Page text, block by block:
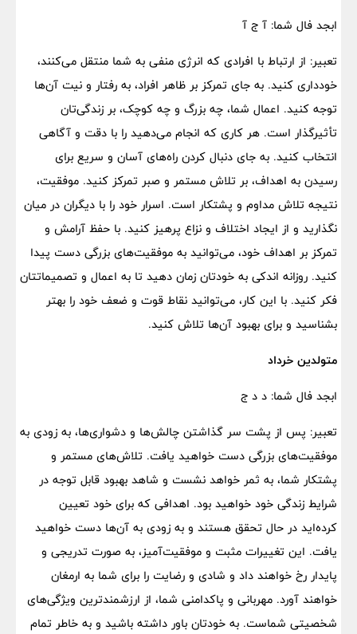
ابجد فال شما: آ ج آ
تعبیر: از ارتباط با افرادی که انرژی منفی به شما منتقل می‌کنند،
خودداری کنید. به جای تمرکز بر ظاهر افراد، به رفتار و نیت آن‌ها
توجه کنید. اعمال شما، چه بزرگ و چه کوچک، بر زندگی‌تان
تأثیرگذار است. هر کاری که انجام می‌دهید را با دقت و آگاهی
انتخاب کنید. به جای دنبال کردن راه‌های آسان و سریع برای
رسیدن به اهداف، بر تلاش مستمر و صبر تمرکز کنید. موفقیت،
نتیجه تلاش مداوم و پشتکار است. اسرار خود را با دیگران در میان
نگذارید و از ایجاد اختلاف و نزاع پرهیز کنید. با حفظ آرامش و
تمرکز بر اهداف خود، می‌توانید به موفقیت‌های بزرگی دست پیدا
کنید. روزانه اندکی به خودتان زمان دهید تا به اعمال و تصمیماتتان
فکر کنید. با این کار، می‌توانید نقاط قوت و ضعف خود را بهتر
بشناسید و برای بهبود آن‌ها تلاش کنید.
متولدین خرداد
ابجد فال شما: د د ج
تعبیر: پس از پشت سر گذاشتن چالش‌ها و دشواری‌ها، به زودی به
موفقیت‌های بزرگی دست خواهید یافت. تلاش‌های مستمر و
پشتکار شما، به ثمر خواهد نشست و شاهد بهبود قابل توجه در
شرایط زندگی خود خواهید بود. اهدافی که برای خود تعیین
کرده‌اید در حال تحقق هستند و به زودی به آن‌ها دست خواهید
یافت. این تغییرات مثبت و موفقیت‌آمیز، به صورت تدریجی و
پایدار رخ خواهند داد و شادی و رضایت را برای شما به ارمغان
خواهند آورد. مهربانی و پاکدامنی شما، از ارزشمندترین ویژگی‌های
شخصیتی شماست. به خودتان باور داشته باشید و به خاطر تمام